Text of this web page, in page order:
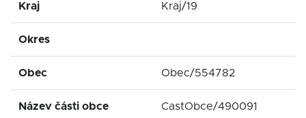
Kraj Kraj/19
Okres
Obec Obec/554782
Název části obce CastObce/490091